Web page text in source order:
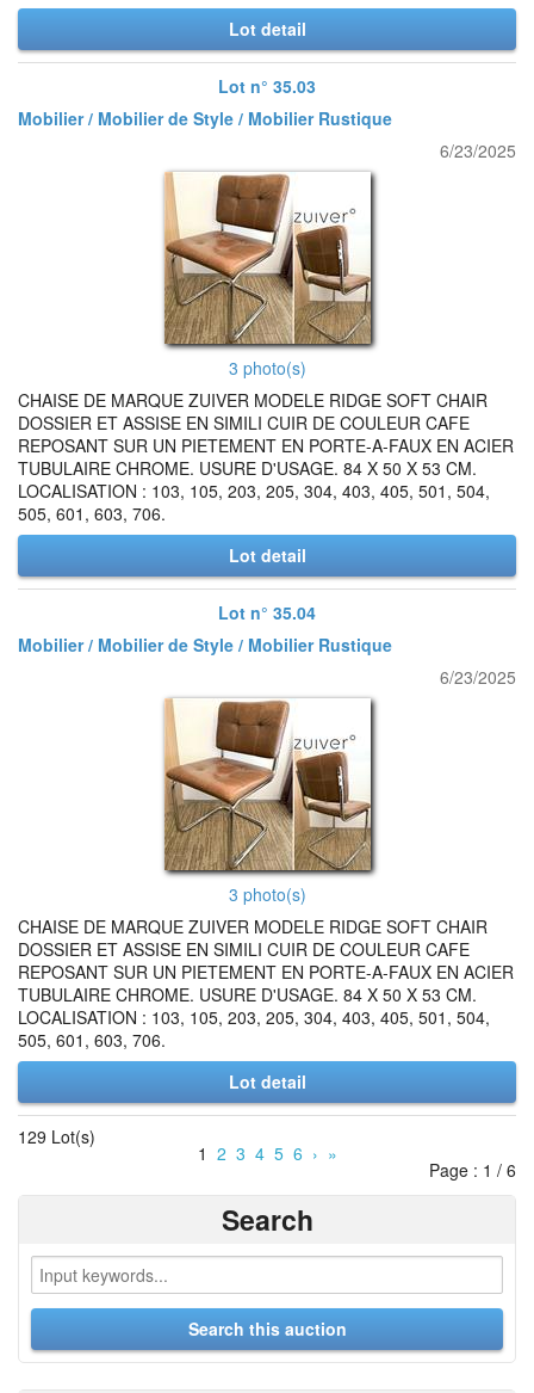
Lot detail
Lot n° 35.03
Mobilier / Mobilier de Style / Mobilier Rustique
6/23/2025
3 photo(s)
CHAISE DE MARQUE ZUIVER MODELE RIDGE SOFT CHAIR
DOSSIER ET ASSISE EN SIMILI CUIR DE COULEUR CAFE
REPOSANT SUR UN PIETEMENT EN PORTE-A-FAUX EN ACIER
TUBULAIRE CHROME. USURE D'USAGE. 84 X 50 X 53 CM.
LOCALISATION : 103, 105, 203, 205, 304, 403, 405, 501, 504,
505, 601, 603, 706.
Lot detail
Lot n° 35.04
Mobilier / Mobilier de Style / Mobilier Rustique
6/23/2025
3 photo(s)
CHAISE DE MARQUE ZUIVER MODELE RIDGE SOFT CHAIR
DOSSIER ET ASSISE EN SIMILI CUIR DE COULEUR CAFE
REPOSANT SUR UN PIETEMENT EN PORTE-A-FAUX EN ACIER
TUBULAIRE CHROME. USURE D'USAGE. 84 X 50 X 53 CM.
LOCALISATION : 103, 105, 203, 205, 304, 403, 405, 501, 504,
505, 601, 603, 706.
Lot detail
129 Lot(s)
1 2 3 4 5 6 › »
Page : 1 / 6
Search